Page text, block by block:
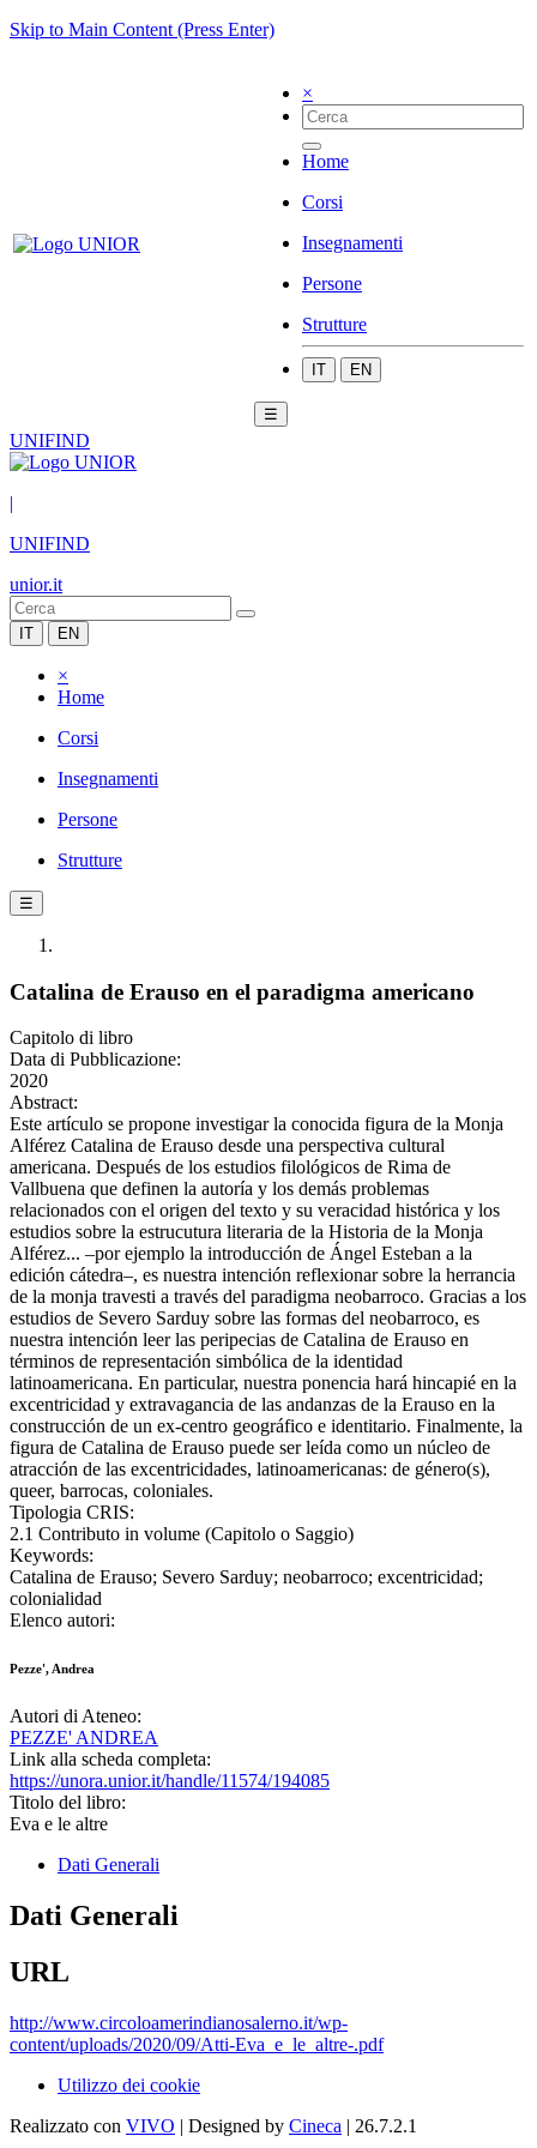
Skip to Main Content (Press Enter)
×
Home
Corsi
Insegnamenti
Persone
Strutture
IT EN
☰
UNIFIND
|
UNIFIND
unior.it
IT EN
×
Home
Corsi
Insegnamenti
Persone
Strutture
☰
Catalina de Erauso en el paradigma americano
Capitolo di libro
Data di Pubblicazione:
2020
Abstract:
Este artículo se propone investigar la conocida figura de la Monja
Alférez Catalina de Erauso desde una perspectiva cultural
americana. Después de los estudios filológicos de Rima de
Vallbuena que definen la autoría y los demás problemas
relacionados con el origen del texto y su veracidad histórica y los
estudios sobre la estrucutura literaria de la Historia de la Monja
Alférez... –por ejemplo la introducción de Ángel Esteban a la
edición cátedra–, es nuestra intención reflexionar sobre la herrancia
de la monja travesti a través del paradigma neobarroco. Gracias a los
estudios de Severo Sarduy sobre las formas del neobarroco, es
nuestra intención leer las peripecias de Catalina de Erauso en
términos de representación simbólica de la identidad
latinoamericana. En particular, nuestra ponencia hará hincapié en la
excentricidad y extravagancia de las andanzas de la Erauso en la
construcción de un ex-centro geográfico e identitario. Finalmente, la
figura de Catalina de Erauso puede ser leída como un núcleo de
atracción de las excentricidades, latinoamericanas: de género(s),
queer, barrocas, coloniales.
Tipologia CRIS:
2.1 Contributo in volume (Capitolo o Saggio)
Keywords:
Catalina de Erauso; Severo Sarduy; neobarroco; excentricidad;
colonialidad
Elenco autori:
Pezze', Andrea
Autori di Ateneo:
PEZZE' ANDREA
Link alla scheda completa:
https://unora.unior.it/handle/11574/194085
Titolo del libro:
Eva e le altre
Dati Generali
Dati Generali
URL
http://www.circoloamerindianosalerno.it/wp-
content/uploads/2020/09/Atti-Eva_e_le_altre-.pdf
Utilizzo dei cookie
Realizzato con VIVO | Designed by Cineca | 26.7.2.1